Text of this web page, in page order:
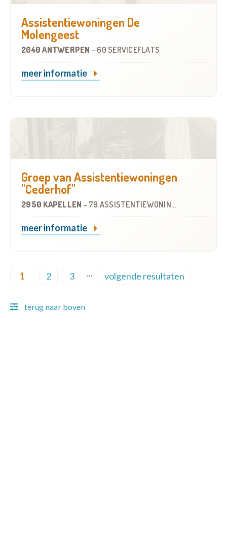
Assistentiewoningen De
Molengeest
2040 ANTWERPEN - 60 SERVICEFLATS
meer informatie
Groep van Assistentiewoningen
"Cederhof"
2950 KAPELLEN - 79 ASSISTENTIEWONINGEN
meer informatie
1 2 3
…
volgende resultaten
terug naar boven